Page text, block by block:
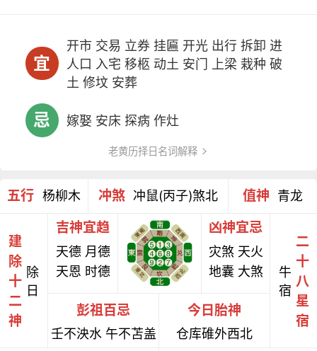
宜
开市 交易 立券 挂匾 开光 出行 拆卸 进
人口 入宅 移柩 动土 安门 上梁 栽种 破
土 修坟 安葬
忌 嫁娶 安床 探病 作灶
老黄历择日名词解释
五行 杨柳木 冲煞 冲鼠(丙子)煞北 值神 青龙
建
除
十
二
神
除
日
吉神宜趋
天德 月德
天恩 时德
凶神宜忌
灾煞 天火
地囊 大煞
彭祖百忌
壬不泱水 午不苫盖
今日胎神
仓库碓外西北
牛
宿
二
十
八
星
宿